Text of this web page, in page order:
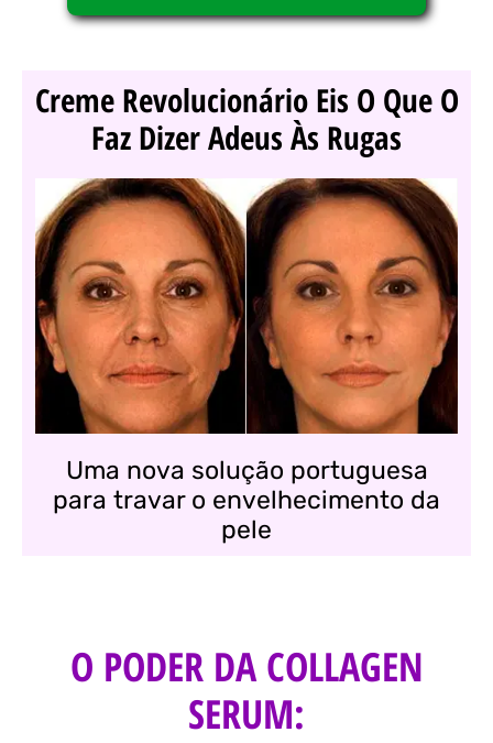
Creme Revolucionário Eis O Que O
Faz Dizer Adeus Às Rugas
Uma nova solução portuguesa
para travar o envelhecimento da
pele
O PODER DA COLLAGEN
SERUM: